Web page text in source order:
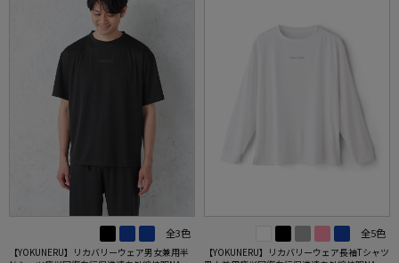
全3色
【YOKUNERU】リカバリーウェア男女兼用半
全5色
【YOKUNERU】リカバリーウェア長袖Tシャツ